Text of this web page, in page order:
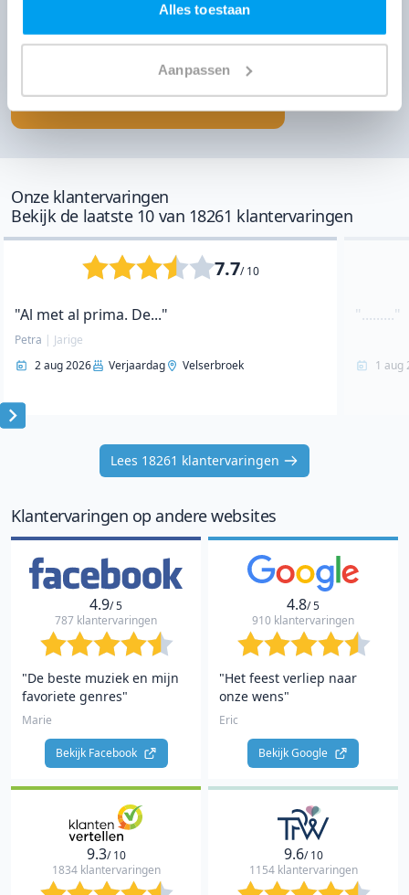
Alles toestaan
Aanpassen
DJ huren voor jouw feest?
Ontvang direct prijzen per WhatsApp of sms
Ga naar prijzen
Onze klantervaringen
Bekijk de laatste 10 van 18261 klantervaringen
7.7/ 10
"Al met al prima. De..."
Petra | Jarige
2 aug 2026
Verjaardag Velserbroek
"........."
1 aug
Item
Lees 18261 klantervaringen
Klantervaringen op andere websites
4.9/ 5
787 klantervaringen
"De beste muziek en mijn
favoriete genres"
Marie
Bekijk Facebook
4.8/ 5
910 klantervaringen
"Het feest verliep naar
onze wens"
Eric
Bekijk Google
9.3/ 10
1834 klantervaringen
9.6/ 10
1154 klantervaringen